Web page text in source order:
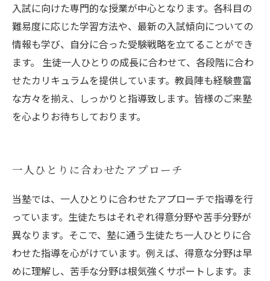
入試に向けた専門的な授業が中心となります。各科目の
難易度に応じた学習方法や、最新の入試傾向についての
情報も学び、自分に合った受験戦略を立てることができ
ます。 生徒一人ひとりの成長に合わせて、各段階に合わ
せたカリキュラムを提供しています。教員陣も経験豊富
な方々を揃え、しっかりと指導致します。皆様のご来塾
を心よりお待ちしております。
一人ひとりに合わせたアプローチ
当塾では、一人ひとりに合わせたアプローチで指導を行
っています。生徒たちはそれぞれ得意分野や苦手分野が
異なります。そこで、塾に通う生徒たち一人ひとりに合
わせた指導を心がけています。例えば、得意な分野は早
めに理解し、苦手な分野は根気強くサポートします。ま